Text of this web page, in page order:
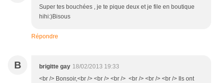
Super tes bouchées , je te pique deux et je file en boutique
hihi:)Bisous
Répondre
B brigitte gay 18/02/2013 19:33
<br /> Bonsoir,<br /> <br /> <br /> <br /> <br /> <br /> Ils ont